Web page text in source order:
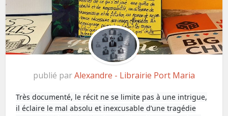
publié parAlexandre - Librairie Port Maria
Très documenté, le récit ne se limite pas à une intrigue,
il éclaire le mal absolu et inexcusable d’une tragédie